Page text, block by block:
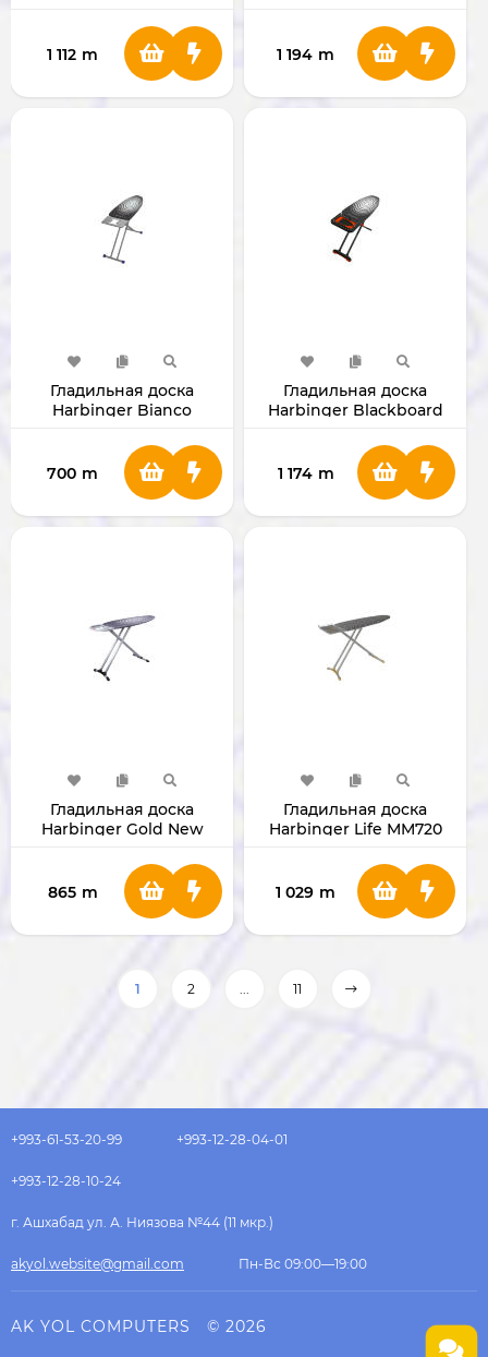
1 112 m 1 194 m
Гладильная доска
Harbinger Bianco
700 m
Гладильная доска
Harbinger Blackboard
1 174 m
Гладильная доска
Harbinger Gold New
865 m
Гладильная доска
Harbinger Life MM720
1 029 m
1 2 ... 11
+993-61-53-20-99 +993-12-28-04-01
+993-12-28-10-24
г. Ашхабад ул. А. Ниязова №44 (11 мкр.)
akyol.website@gmail.com Пн-Вс 09:00—19:00
AK YOL COMPUTERS © 2026